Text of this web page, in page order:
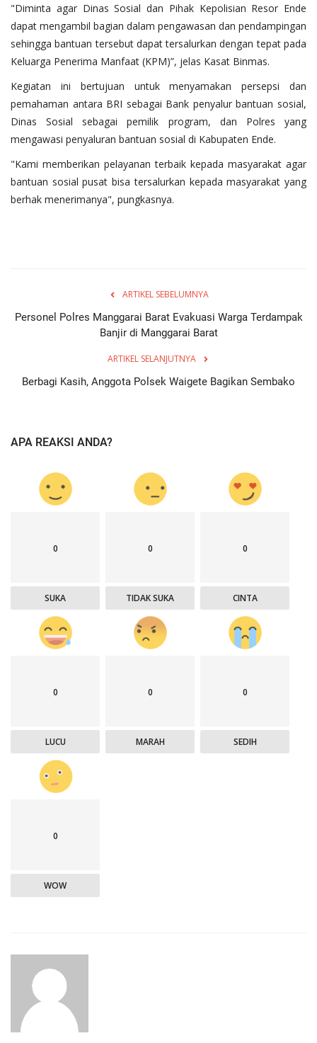
"Diminta agar Dinas Sosial dan Pihak Kepolisian Resor Ende
dapat mengambil bagian dalam pengawasan dan pendampingan
sehingga bantuan tersebut dapat tersalurkan dengan tepat pada
Keluarga Penerima Manfaat (KPM)”, jelas Kasat Binmas.
Kegiatan ini bertujuan untuk menyamakan persepsi dan
pemahaman antara BRI sebagai Bank penyalur bantuan sosial,
Dinas Sosial sebagai pemilik program, dan Polres yang
mengawasi penyaluran bantuan sosial di Kabupaten Ende.
"Kami memberikan pelayanan terbaik kepada masyarakat agar
bantuan sosial pusat bisa tersalurkan kepada masyarakat yang
berhak menerimanya", pungkasnya.
ARTIKEL SEBELUMNYA
Personel Polres Manggarai Barat Evakuasi Warga Terdampak
Banjir di Manggarai Barat
ARTIKEL SELANJUTNYA
Berbagi Kasih, Anggota Polsek Waigete Bagikan Sembako
APA REAKSI ANDA?
0
SUKA
0
TIDAK SUKA
0
CINTA
0
LUCU
0
MARAH
0
SEDIH
0
WOW